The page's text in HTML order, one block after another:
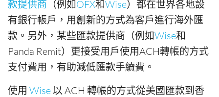
款提供商 （例如OFX和Wise）都在世界各地設
有銀行帳戶，用創新的方式為客戶進行海外匯
款。另外，某些匯款提供商（例如Wise和
Panda Remit）更接受用戶使用ACH轉帳的方式
支付費用，有助減低匯款手續費。
使用 Wise 以 ACH 轉帳的方式從美國匯款到香